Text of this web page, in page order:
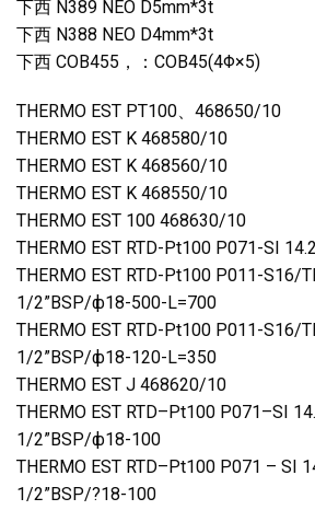
下西 N389 NEO D5mm*3t
下西 N388 NEO D4mm*3t
下西 COB455，：COB45(4Φ×5)
THERMO EST PT100、468650/10
THERMO EST K 468580/10
THERMO EST K 468560/10
THERMO EST K 468550/10
THERMO EST 100 468630/10
THERMO EST RTD-Pt100 P071-SI
THERMO EST RTD-Pt100 P011-S16/
1/2”BSP/ф18-500-L=700
THERMO EST RTD-Pt100 P011-S16/
1/2”BSP/ф18-120-L=350
THERMO EST J 468620/10
THERMO EST RTD–Pt100 P071–SI
1/2”BSP/ф18-100
THERMO EST RTD–Pt100 P071 – SI
1/2”BSP/?18-100